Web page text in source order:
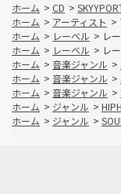
ホーム > CD >
ホーム > アーティスト >
ホーム > レーベル > レ
ホーム > レーベル > レ
ホーム > 音楽ジャンル >
ホーム > 音楽ジャンル >
ホーム > 音楽ジャンル >
ホーム > ジャンル >
ホーム > ジャンル >